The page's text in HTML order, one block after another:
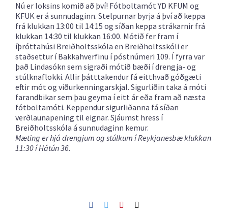
Nú er loksins komið að því! Fótboltamót YD KFUM og
KFUK er á sunnudaginn. Stelpurnar byrja á því að keppa
frá klukkan 13:00 til 14:15 og síðan keppa strákarnir frá
klukkan 14:30 til klukkan 16:00. Mótið fer fram í
íþróttahúsi Breiðholtsskóla en Breiðholtsskóli er
staðsettur í Bakkahverfinu í póstnúmeri 109. Í fyrra var
það Lindasókn sem sigraði mótið bæði í drengja- og
stúlknaflokki. Allir þátttakendur fá eitthvað góðgæti
eftir mót og viðurkenningarskjal. Sigurliðin taka á móti
farandbikar sem þau geyma í eitt ár eða fram að næsta
fótboltamóti. Keppendur sigurliðanna fá síðan
verðlaunapening til eignar. Sjáumst hress í
Breiðholtsskóla á sunnudaginn kemur.
Mæting er hjá drengjum og stúlkum í Reykjanesbæ klukkan
11:30 í Hátún 36.
Facebook
TwitterPinterest